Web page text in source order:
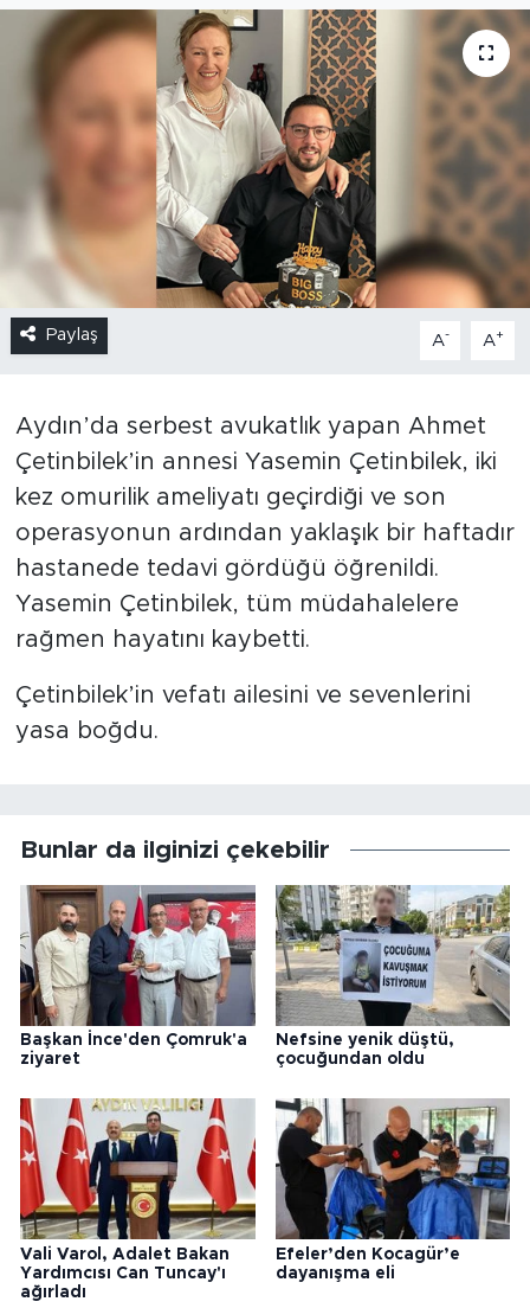
Paylaş A- A+
Aydın’da serbest avukatlık yapan Ahmet
Çetinbilek’in annesi Yasemin Çetinbilek, iki
kez omurilik ameliyatı geçirdiği ve son
operasyonun ardından yaklaşık bir haftadır
hastanede tedavi gördüğü öğrenildi.
Yasemin Çetinbilek, tüm müdahalelere
rağmen hayatını kaybetti.
Çetinbilek’in vefatı ailesini ve sevenlerini
yasa boğdu.
Bunlar da ilginizi çekebilir
Başkan İnce'den Çomruk'a
ziyaret
Nefsine yenik düştü,
çocuğundan oldu
Vali Varol, Adalet Bakan
Yardımcısı Can Tuncay'ı
ağırladı
Efeler’den Kocagür’e
dayanışma eli